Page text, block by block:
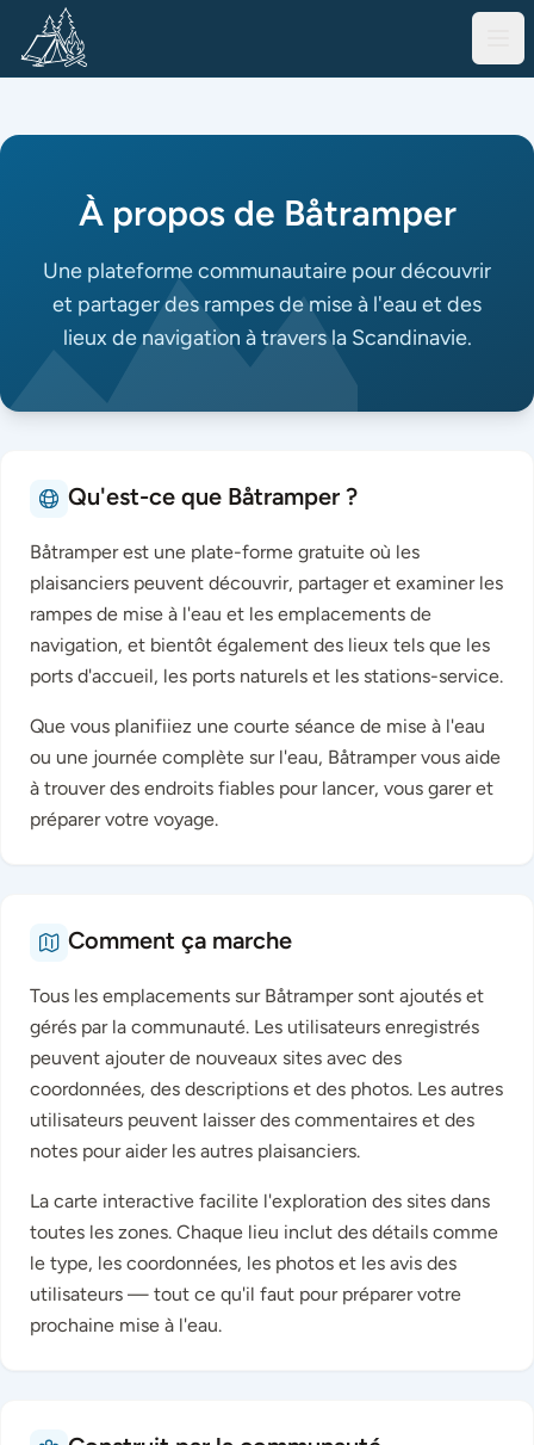
À propos de Båtramper
Une plateforme communautaire pour découvrir
et partager des rampes de mise à l'eau et des
lieux de navigation à travers la Scandinavie.
Qu'est-ce que Båtramper ?
Båtramper est une plate-forme gratuite où les
plaisanciers peuvent découvrir, partager et examiner les
rampes de mise à l'eau et les emplacements de
navigation, et bientôt également des lieux tels que les
ports d'accueil, les ports naturels et les stations-service.
Que vous planifiiez une courte séance de mise à l'eau
ou une journée complète sur l'eau, Båtramper vous aide
à trouver des endroits fiables pour lancer, vous garer et
préparer votre voyage.
Comment ça marche
Tous les emplacements sur Båtramper sont ajoutés et
gérés par la communauté. Les utilisateurs enregistrés
peuvent ajouter de nouveaux sites avec des
coordonnées, des descriptions et des photos. Les autres
utilisateurs peuvent laisser des commentaires et des
notes pour aider les autres plaisanciers.
La carte interactive facilite l'exploration des sites dans
toutes les zones. Chaque lieu inclut des détails comme
le type, les coordonnées, les photos et les avis des
utilisateurs — tout ce qu'il faut pour préparer votre
prochaine mise à l'eau.